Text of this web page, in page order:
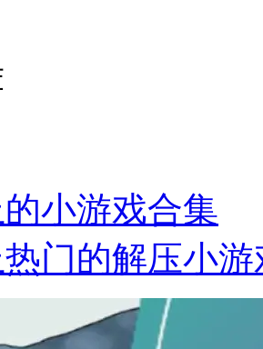
小游戏合集
门的解压小游